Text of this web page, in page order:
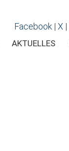
AKTUELLES
Facebook | X |